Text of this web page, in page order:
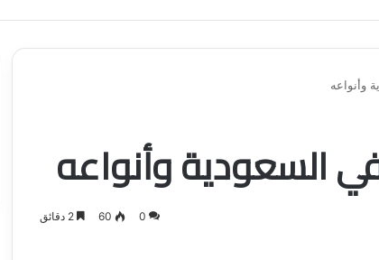
وأنواعه
السعودية وأنواعه
0
60